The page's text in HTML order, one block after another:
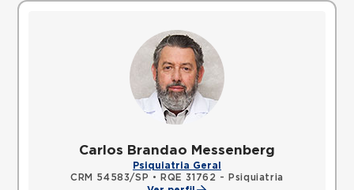
Carlos Brandao Messenberg
Psiquiatria Geral
CRM 54583/SP •
RQE 31762 - Psiquiatria